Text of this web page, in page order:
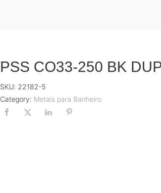
PSS CO33-250 BK
SKU: 22182-5
Category: Metais para Banheiro